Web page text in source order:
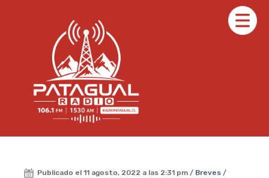
Publicado el 11 agosto, 2022 a las 2:31 pm / Breves /